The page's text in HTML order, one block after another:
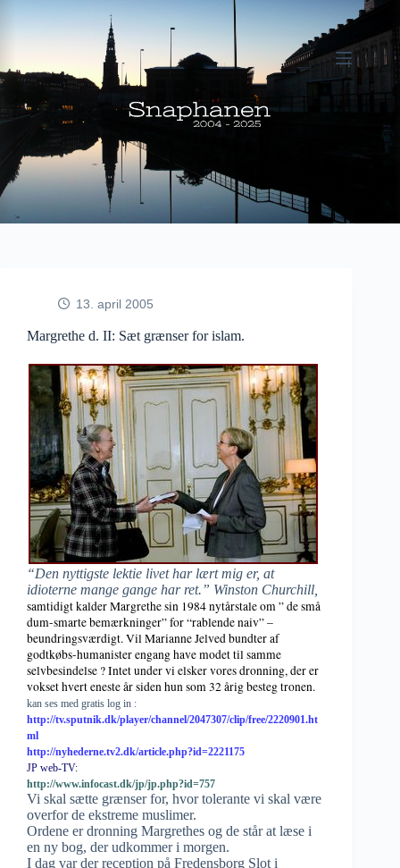
13. april 2005
Margrethe d. II: Sæt grænser for islam.
“Den nyttigste lektie livet har lært mig er, at
idioterne mange gange har ret.” Winston Churchill,
samtidigt kalder Margrethe sin 1984 nytårstale om ” de små
dum-smarte bemærkninger” for “rablende naiv” –
beundringsværdigt. Vil Marianne Jelved bundter af
godtkøbs-humanister engang have modet til samme
selvbesindelse ? Intet under vi elsker vores dronning, der er
vokset hvert eneste år siden hun som 32 årig besteg tronen.
kan ses med gratis log in :
http://tv.sputnik.dk/player/channel/2047307/clip/free/2220901.ht
ml
http://nyhederne.tv2.dk/article.php?id=2221175
JP web-TV:
http://www.infocast.dk/jp/jp.php?id=757
Vi skal sætte grænser for, hvor tole­rante vi skal være
overfor de ekstreme muslimer.
Ordene er dronning Margrethes og de står at læse i
en ny bog, der udkommer i morgen.
I dag var der reception på Fredensborg Slot i